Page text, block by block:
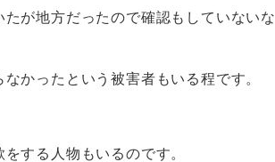
が地方だったので確認もしていないな
かったという被害者もいる程です。
する人物もいるのです。